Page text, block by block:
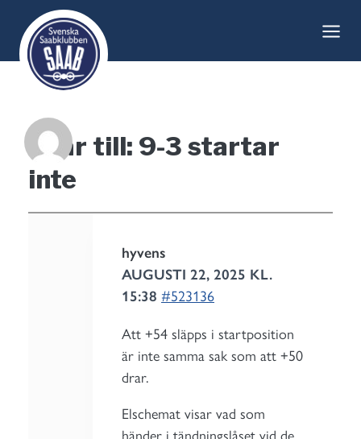
content
Svar till: 9-3 startar
inte
hyvens
AUGUSTI 22, 2025 KL.
15:38 #523136
Att +54 släpps i startposition
är inte samma sak som att +50
drar.
Elschemat visar vad som